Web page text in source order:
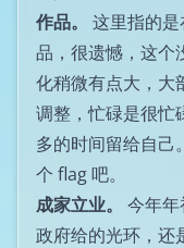
作品。
这里指的
品，很遗憾，这个
化稍微有点大，大
调整，忙碌是很忙
多的时间留给自己
个 flag 吧。
成家立业。
今年
政府给的光环，还